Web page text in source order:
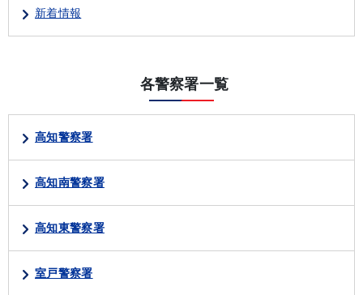
新着情報
各警察署一覧
高知警察署
高知南警察署
高知東警察署
室戸警察署